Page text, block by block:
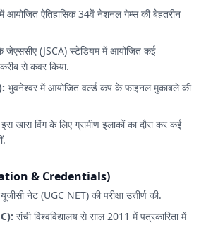
आयोजित ऐतिहासिक 34वें नेशनल गेम्स की बेहतरीन
जेएससीए (JSCA) स्टेडियम में आयोजित कई
से कवर किया.
भुवनेश्वर में आयोजित वर्ल्ड कप के फाइनल मुकाबले की
खास विंग के लिए ग्रामीण इलाकों का दौरा कर कई
& Credentials)
नेट (UGC NET) की परीक्षा उत्तीर्ण की.
रांची विश्वविद्यालय से साल 2011 में पत्रकारिता में